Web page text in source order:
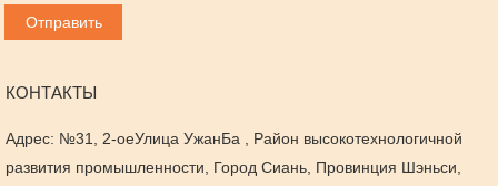
КОНТАКТЫ
Адрес: №31, 2-оеУлица УжанБа , Район высокотехнологичной
развития промышленности, Город Сиань, Провинция Шэньси,